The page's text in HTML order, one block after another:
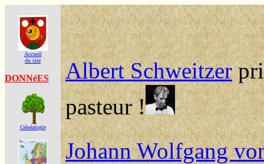
Accueil
du site
DONNéES
Généalogie